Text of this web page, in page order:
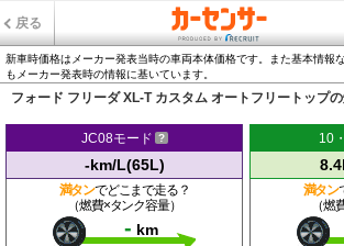
戻る
新車時価格はメーカー発表当時の車両本体価格です。また基本情報
もメーカー発表時の情報に基いています。
フォード フリーダ XL-T カスタム オートフリートップ
JC08モード
-km/L(65L)
満タンでどこまで走る？
（燃費×タンク容量）
- km
10
満タン
（燃